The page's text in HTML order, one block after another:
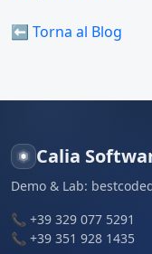
⬅ Torna al Blog
Calia
Demo & Lab:
📞 +39 329 077 5291
📞 +39 351 928 1435